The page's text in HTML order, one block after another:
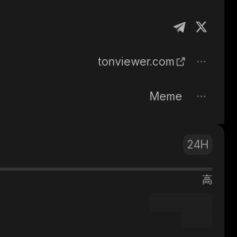
tonviewer.com
Meme
24H
高